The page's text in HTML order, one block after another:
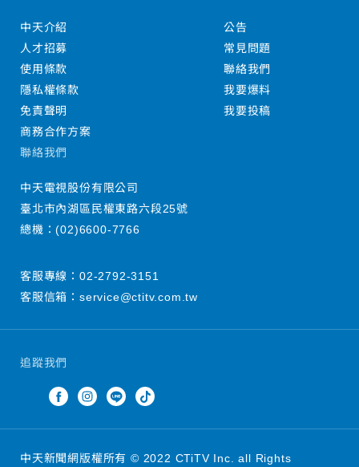
追蹤我們
中天介紹
人才招募
使用條款
隱私權條款
免責聲明
商務合作方案
公告
常見問題
聯絡我們
我要爆料
我要投稿
聯絡我們
中天電視股份有限公司
臺北市內湖區民權東路六段25號
總機：(02)6600-7766
客服專線： 02-2792-3151
客服信箱： service@ctitv.com.tw
中天新聞網版權所有 © 2022 CTiTV Inc. all Rights